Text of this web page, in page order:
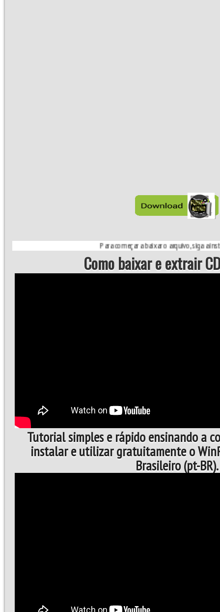
Para começar a baixar o arquivo, siga a instrução
Como baixar e extrair
Tutorial simples e rápido ensinando a
instalar e utilizar gratuitamente o
Brasileiro (pt-BR).